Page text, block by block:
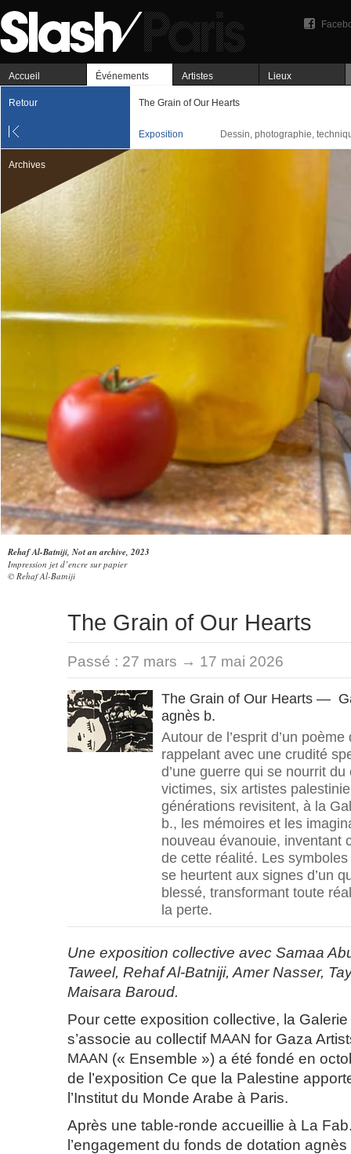
Accueil Événements Artistes Lieux
Retour The Grain of Our Hearts
Exposition Dessin, photographie,
Archives
Rehaf Al-Batniji, Not an archive, 2023
Impression jet d’encre sur papier
© Rehaf Al-Batniji
The Grain of Our Hearts
Passé : 27 mars → 17 mai 2026
The Grain of Our Hearts —
agnès b.
Autour de l’esprit d’un
rappelant avec une crudité
d’une guerre qui se nourrit
victimes, six artistes
générations revisitent, à la
b., les mémoires et les
nouveau évanouie, inventant
de cette réalité. Les
se heurtent aux signes d’un
blessé, transformant toute
la perte.
Une exposition collective avec Samaa
Taweel, Rehaf Al-Batniji, Amer Nasser,
Maisara Baroud.
Pour cette exposition collective, la
s’associe au collectif MAAN for Gaza
MAAN (« Ensemble ») a été fondé en
de l’exposition Ce que la Palestine
l’Institut du Monde Arabe à Paris.
Après une table-ronde accueillie à La
l’engagement du fonds de dotation